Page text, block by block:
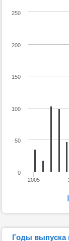
2005
0
50
100
150
200
250
Годы выпуска